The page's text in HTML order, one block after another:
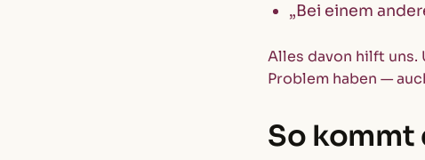
„Bei einem
Alles davon hilft uns.
Problem haben —
So kommt